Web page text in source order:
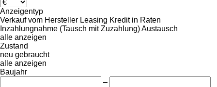
Anzeigentyp
Verkauf vom Hersteller Leasing Kredit in Raten
Inzahlungnahme (Tausch mit Zuzahlung)Austausch
alle anzeigen
Zustand
neu gebraucht
alle anzeigen
Baujahr
–